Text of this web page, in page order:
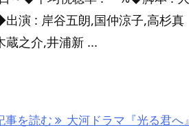
演 : 岸谷五朗,国仲涼子,高杉真
蔵之介,井浦新 ...
事を読む 大河ドラマ『光る君へ』